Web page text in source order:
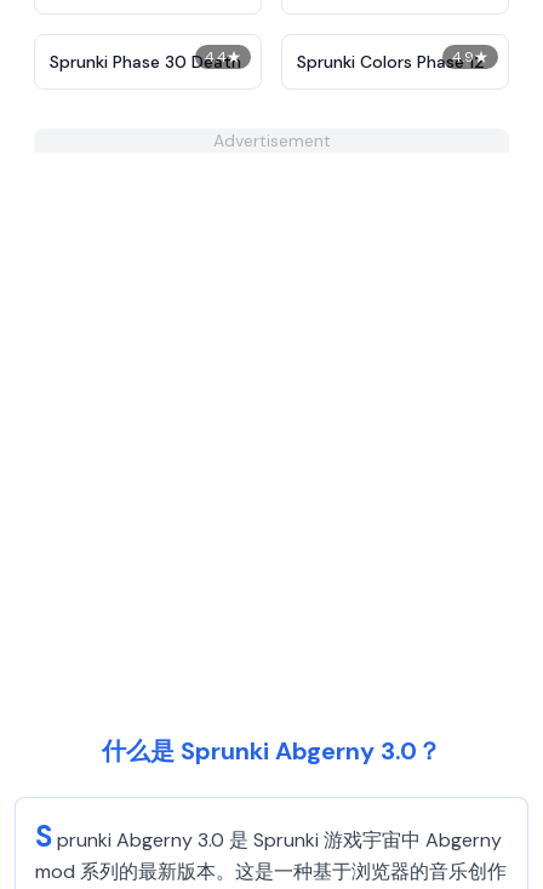
4.4★
Sprunki Phase 30 Death 4.9★
Sprunki Colors Phase 12
Advertisement
什么是 Sprunki Abgerny 3.0？
Sprunki Abgerny 3.0 是 Sprunki 游戏宇宙中 Abgerny
mod 系列的最新版本。这是一种基于浏览器的音乐创作